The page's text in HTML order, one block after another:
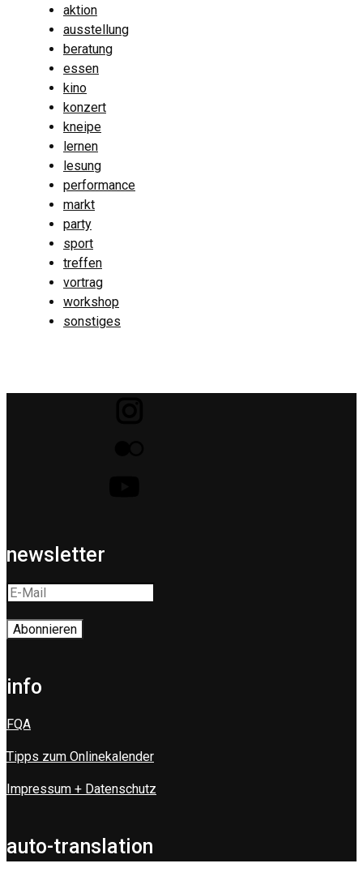
aktion
ausstellung
beratung
essen
kino
konzert
kneipe
lernen
lesung
performance
markt
party
sport
treffen
vortrag
workshop
sonstiges
newsletter
info
FQA
Tipps zum Onlinekalender
Impressum + Datenschutz
auto-translation